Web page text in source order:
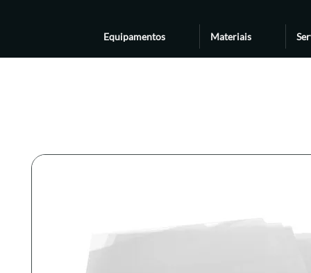
Equipamentos Materiais